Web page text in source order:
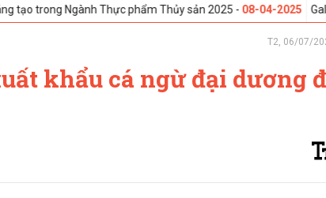
Ngành Thực phẩm Thủy sản 2025 -08-04-2025 Galway,
T2, 06/07/
khẩu cá ngừ đại dương